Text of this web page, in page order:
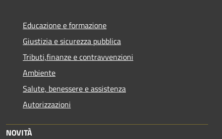
Educazione e formazione
Giustizia e sicurezza pubblica
Tributi,finanze e contravvenzioni
Ambiente
Salute, benessere e assistenza
Autorizzazioni
NOVITÀ